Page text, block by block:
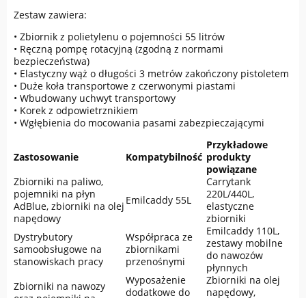
Zestaw zawiera:
• Zbiornik z polietylenu o pojemności 55 litrów
• Ręczną pompę rotacyjną (zgodną z normami
bezpieczeństwa)
• Elastyczny wąż o długości 3 metrów zakończony pistoletem
• Duże koła transportowe z czerwonymi piastami
• Wbudowany uchwyt transportowy
• Korek z odpowietrznikiem
• Wgłębienia do mocowania pasami zabezpieczającymi
Zastosowanie Kompatybilność
Przykładowe
produkty
powiązane
Zbiorniki na paliwo,
pojemniki na płyn
AdBlue, zbiorniki na olej
napędowy
Emilcaddy 55L
Carrytank
220L/440L,
elastyczne
zbiorniki
Dystrybutory
samoobsługowe na
stanowiskach pracy
Współpraca ze
zbiornikami
przenośnymi
Emilcaddy 110L,
zestawy mobilne
do nawozów
płynnych
Zbiorniki na nawozy
Wyposażenie
dodatkowe do
Zbiorniki na olej
napędowy,